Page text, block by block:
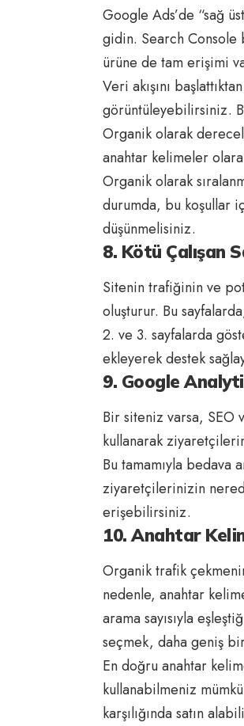
Google Ads’de “sağ
gidin. Search Console
ürüne de tam erişimi
Veri akışını
görüntüleyebilirsiniz.
Organik olarak
anahtar kelimeler
Organik olarak
durumda, bu koşullar
düşünmelisiniz.
8. Kötü Çalışan
Sitenin trafiğinin ve
oluşturur. Bu
2. ve 3. sayfalarda
ekleyerek destek
9. Google
Bir siteniz varsa, SEO
kullanarak
Bu tamamıyla
ziyaretçilerinizin
erişebilirsiniz.
10. Anahtar
Organik trafik
nedenle, anahtar
arama sayısıyla
seçmek, daha geniş
En doğru anahtar
kullanabilmeniz
karşılığında satın